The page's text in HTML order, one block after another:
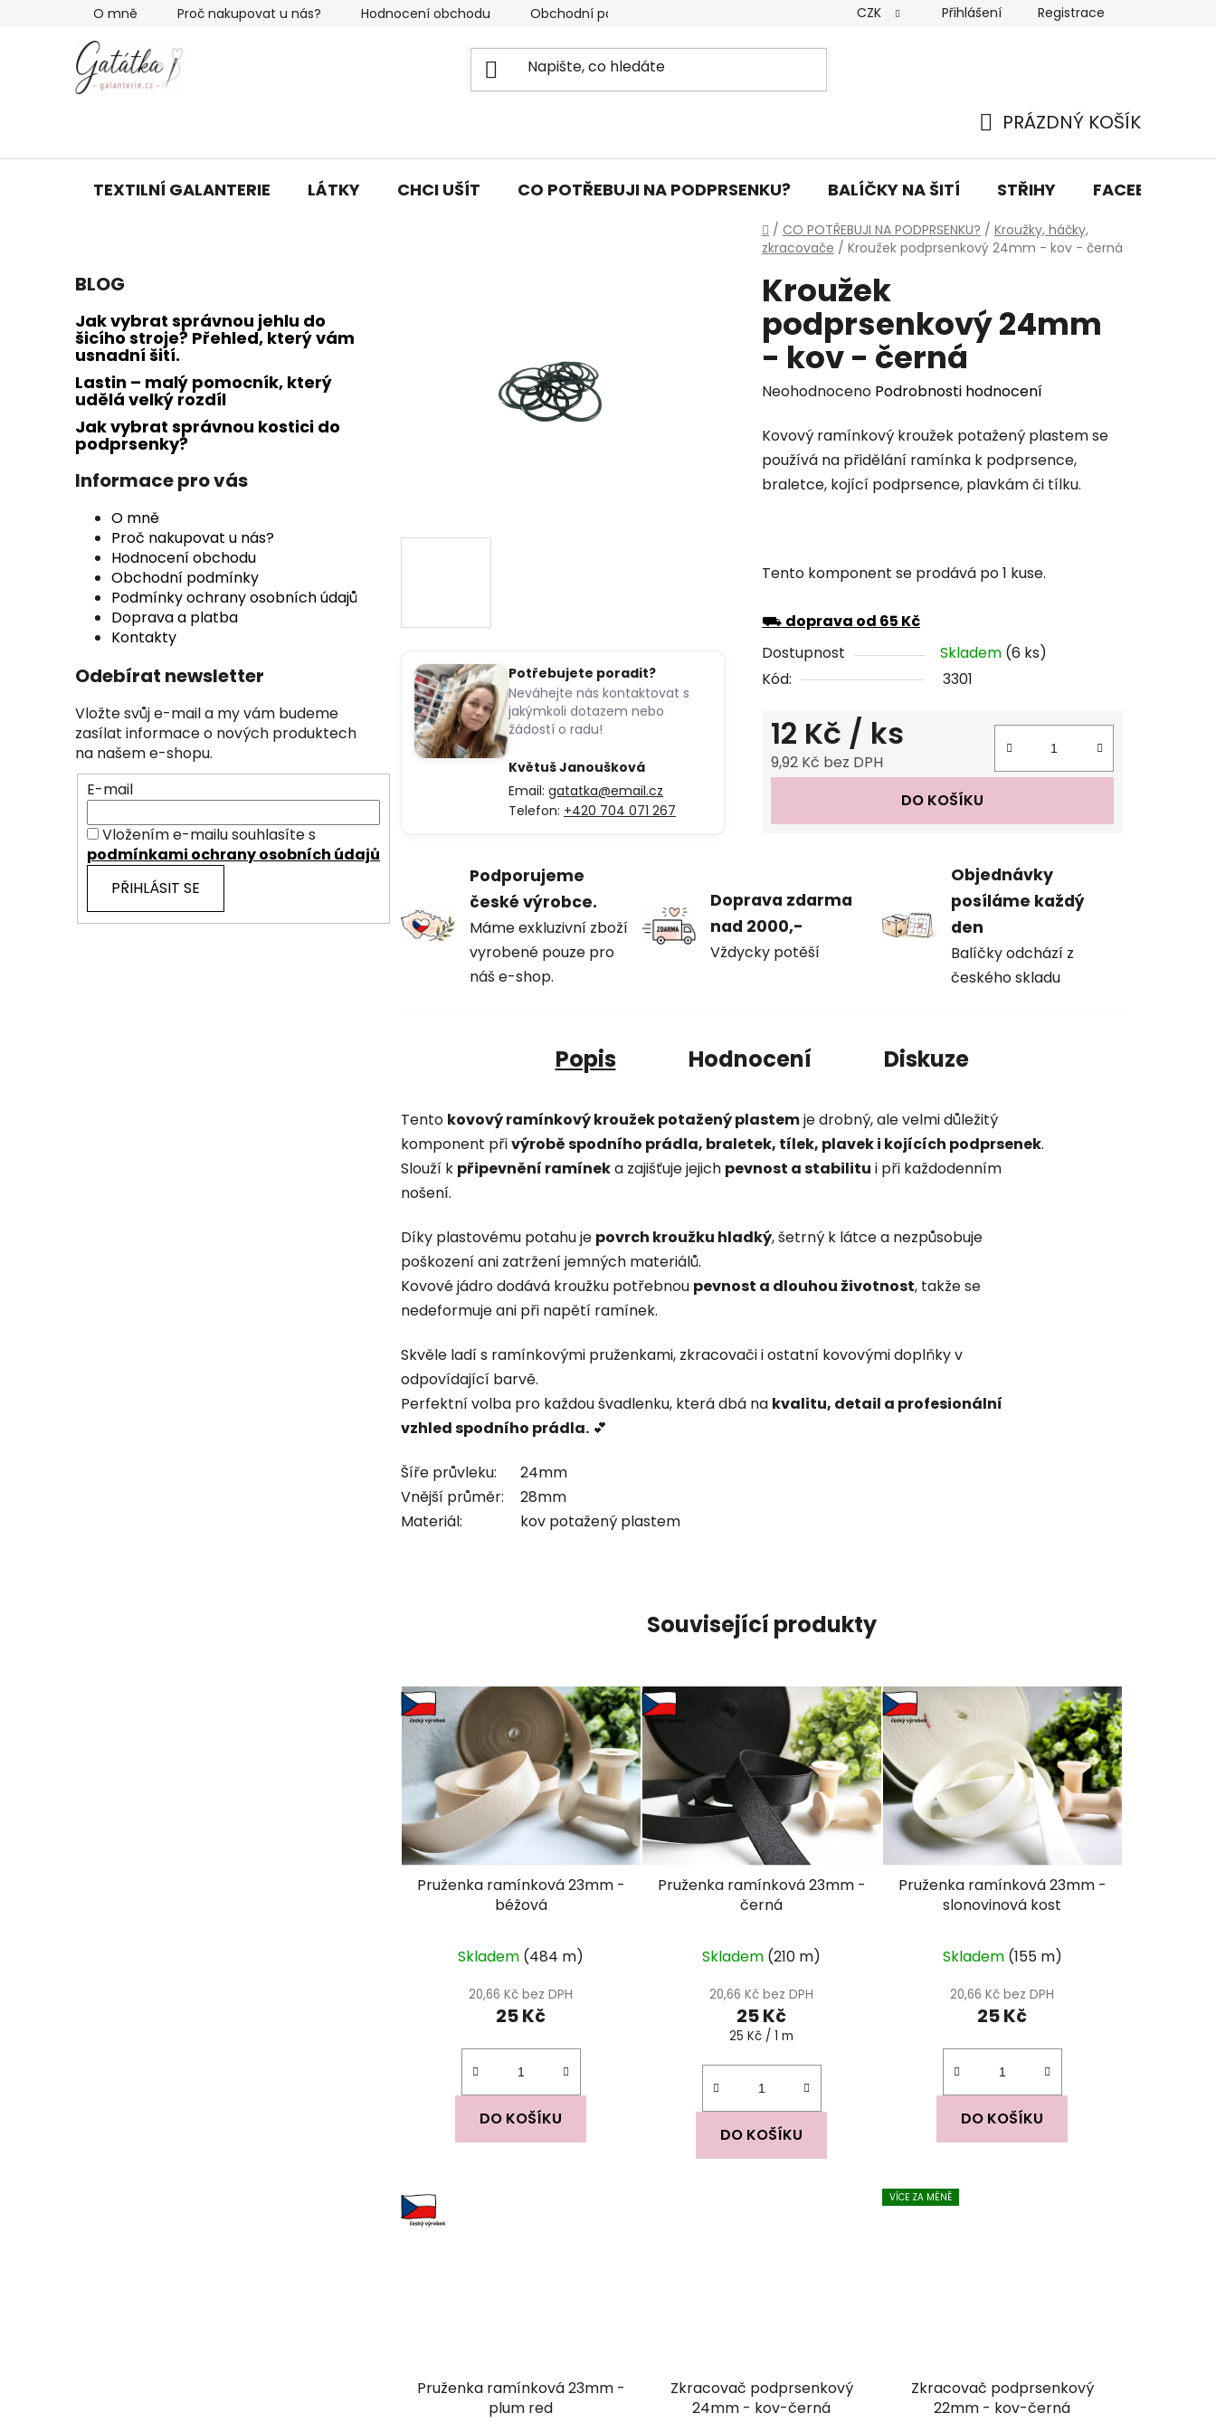
O mně Proč nakupovat u nás? Hodnocení obchodu Obchodní podmínky Podmínky ochrany osobních údajů Doprava a platba
CZK Přihlášení Registrace
KOŠÍK
PRÁZDNÝ KOŠÍK
TEXTILNÍ GALANTERIE LÁTKY CHCI UŠÍT CO POTŘEBUJI NA PODPRSENKU? BALÍČKY NA ŠITÍ STŘIHY FACEBOOK
Domů
/ CO POTŘEBUJI NA PODPRSENKU? / Kroužky, háčky,
zkracovače / Kroužek podprsenkový 24mm - kov - černá
o
s
t
r
a
n
n
í
p
BLOG
Jak vybrat správnou jehlu do
šicího stroje? Přehled, který vám
usnadní šití.
Lastin – malý pomocník, který
udělá velký rozdíl
Jak vybrat správnou kostici do
podprsenky?
Informace pro vás
O mně
Proč nakupovat u nás?
Hodnocení obchodu
Obchodní podmínky
Podmínky ochrany osobních údajů
Doprava a platba
Kontakty
Odebírat newsletter
Vložte svůj e-mail a my vám budeme
zasílat informace o nových produktech
na našem e-shopu.
E-mail
Vložením e-mailu souhlasíte s
podmínkami ochrany osobních údajů
PŘIHLÁSIT SE
Kroužek
podprsenkový 24mm
- kov - černá
Průměrné
produktu
je
0,0
Neohodnoceno Podrobnosti hodnocení
Kovový ramínkový kroužek potažený plastem se
používá na přidělání ramínka k podprsence,
braletce, kojící podprsence, plavkám či tílku.
Tento komponent se prodává po 1 kuse.
⛟ doprava od 65 Kč
Dostupnost
Skladem (6 ks)
Kód:
3301
12 Kč / ks
9,92 Kč bez DPH
DO KOŠÍKU
Potřebujete poradit?
Neváhejte nás kontaktovat s
jakýmkoli dotazem nebo
žádostí o radu!
Květuš Janoušková
Email: gatatka@email.cz
Telefon: +420 704 071 267
Podporujeme
české výrobce.
Máme exkluzivní zboží
vyrobené pouze pro
náš e-shop.
Doprava zdarma
nad 2000,-
Vždycky potěší
Objednávky
posíláme každý
den
Balíčky odchází z
českého skladu
Popis Hodnocení Diskuze
Tento kovový ramínkový kroužek potažený plastemje drobný, ale velmi důležitý
komponent přivýrobě spodního prádla, braletek, tílek, plavek i kojících podprsenek.
Slouží k připevnění ramíneka zajišťuje jejich pevnost a stabilitu i při každodenním
nošení.
Díky plastovému potahu je povrch kroužku hladký, šetrný k látce a nezpůsobuje
poškození ani zatržení jemných materiálů.
Kovové jádro dodává kroužku potřebnou pevnost a dlouhou životnost, takže se
nedeformuje ani při napětí ramínek.
Skvěle ladí s ramínkovými pruženkami, zkracovači i ostatní kovovými doplňky v
odpovídající barvě.
Perfektní volba pro každou švadlenku, která dbá na kvalitu, detail a profesionální
vzhled spodního prádla. 💕
Šíře průvleku:
24mm
Vnější průměr:
28mm
Materiál:
kov potažený plastem
Související produkty
Pruženka ramínková 23mm -
béžová
hodnocení
produktu
je
z
hvězdiček.
Skladem (484 m)
20,66 Kč bez DPH
25 Kč
DO KOŠÍKU
Pruženka ramínková 23mm -
černá
hodnocení
produktu
je
5,0
z
5
hvězdiček.
Skladem (210 m)
20,66 Kč bez DPH
25 Kč
Měrná
25 Kč / 1 m
DO KOŠÍKU
Pruženka ramínková 23mm -
slonovinová kost
Skladem (155 m)
20,66 Kč bez DPH
25 Kč
DO KOŠÍKU
Pruženka ramínková 23mm -
plum red
Zkracovač podprsenkový
24mm - kov-černá
VÍCE ZA MÉNĚ
Zkracovač podprsenkový
22mm - kov-černá